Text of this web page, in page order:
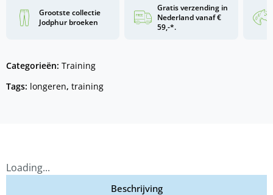
Grootste collectie
Jodphur broeken
Gratis verzending in
Nederland vanaf €
59,-*.
Categorieën: Training
Tags: longeren, training
Loading...
Beschrijving